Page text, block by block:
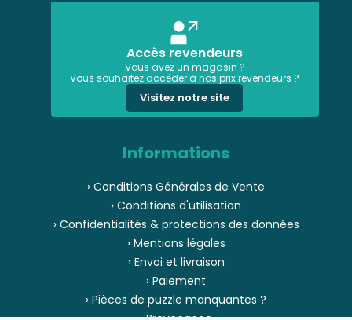
Accès revendeurs
Vous avez un magasin ?
Vous souhaitez accéder à nos prix revendeurs ?
Visitez notre site
Informations
› Conditions Générales de Vente
› Conditions d'utilisation
› Confidentialités & protections des données
› Mentions légales
› Envoi et livraison
› Paiement
› Pièces de puzzle manquantes ?